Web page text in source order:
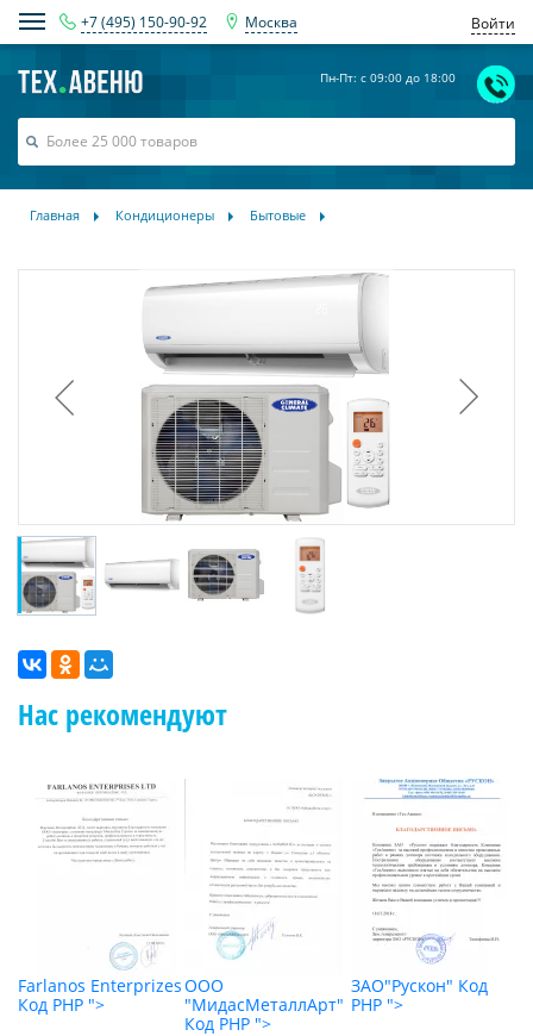
+7 (495) 150-90-92 Москва Войти
Пн-Пт: с 09:00 до 18:00
Главная Кондиционеры Бытовые
Нас рекомендуют
Farlanos Enterprizes
Код PHP ">
ООО
"МидасМеталлАрт"
Код PHP ">
ЗАО"Рускон" Код
PHP ">